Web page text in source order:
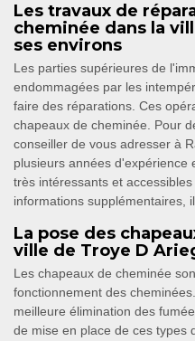
Les travaux de
cheminée dans la
ses environs
Les parties supérieures de
endommagées par les
faire des réparations. Ces
chapeaux de cheminée. Pour
conseiller de vous adresser à
plusieurs années d'expérience
très intéressants et
informations supplémentaires,
La pose des
ville de Troye D
Les chapeaux de cheminée
fonctionnement des
meilleure élimination des
de mise en place de ces types